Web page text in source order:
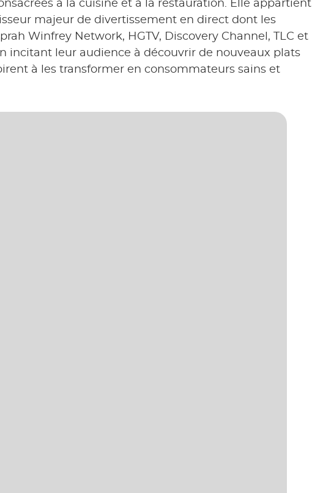
à la cuisine et à la restauration. Elle appartient
majeur de divertissement en direct dont les
Winfrey Network, HGTV, Discovery Channel, TLC et
incitant leur audience à découvrir de nouveaux plats
à les transformer en consommateurs sains et